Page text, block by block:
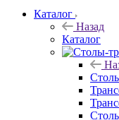
Каталог
Назад
Каталог